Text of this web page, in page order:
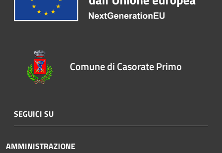
Comune di Casorate Primo
SEGUICI SU
AMMINISTRAZIONE